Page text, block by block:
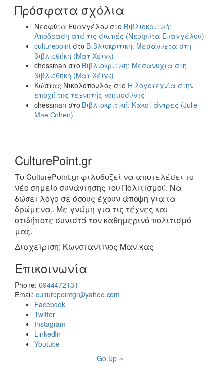
Πρόσφατα σχόλια
Νεοφύτα Ευαγγέλου στο Βιβλιοκριτική:
Απόδραση από τις σιωπές (Νεοφύτα Ευαγγέλου)
culturepoint στο Βιβλιοκριτική: Μεσάνυχτα στη
βιβλιοθήκη (Ματ Χέιγκ)
chessman στο Βιβλιοκριτική: Μεσάνυχτα στη
βιβλιοθήκη (Ματ Χέιγκ)
Κώστας Νικολόπουλος στο Η λογοτεχνία στην
εποχή της τεχνητής νοημοσύνης
chessman στο Βιβλιοκριτική: Κακοί άντρες (Julie
Mae Cohen)
CulturePoint.gr
Το CulturePoint.gr φιλοδοξεί να αποτελέσει το
νέο σημείο συνάντησης του Πολιτισμού. Να
δώσει λόγο σε όσους έχουν άποψη για τα
δρώμενα,. Με γνώμη για τις τέχνες και
οτιδήποτε συνιστά τον καθημερινό πολιτισμό
μας.
Διαχείριση: Κωνσταντίνος Μανίκας
Επικοινωνία
Phone: 6944472131
Email: culturepointgr@yahoo.com
Facebook
Twitter
Instagram
LinkedIn
Youtube
Go Up